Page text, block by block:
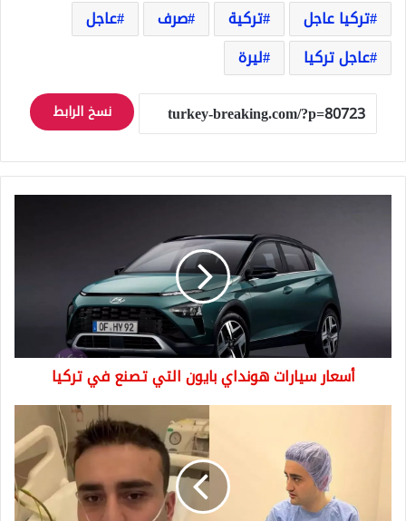
تركيا عاجل
تركية صرف
عاجل
عاجل تركيا
ليرة
نسخ الرابط
في
تركيا
أسعار سيارات هونداي بايون التي تصنع في تركيا
السرطان